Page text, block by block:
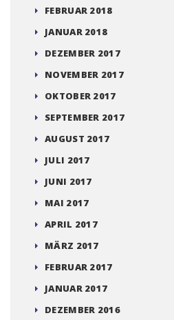
FEBRUAR 2018
JANUAR 2018
DEZEMBER 2017
NOVEMBER 2017
OKTOBER 2017
SEPTEMBER 2017
AUGUST 2017
JULI 2017
JUNI 2017
MAI 2017
APRIL 2017
MÄRZ 2017
FEBRUAR 2017
JANUAR 2017
DEZEMBER 2016